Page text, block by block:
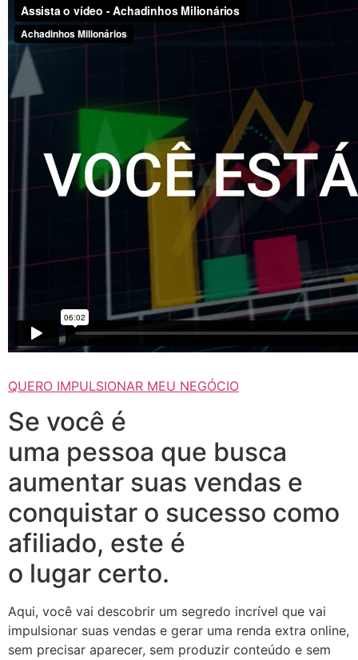
QUERO IMPULSIONAR MEU NEGÓCIO
Se você é
uma pessoa que busca
aumentar suas vendas e
conquistar o sucesso como
afiliado, este é
o lugar certo.
Aqui, você vai descobrir um segredo incrível que vai
impulsionar suas vendas e gerar uma renda extra online,
sem precisar aparecer, sem produzir conteúdo e sem